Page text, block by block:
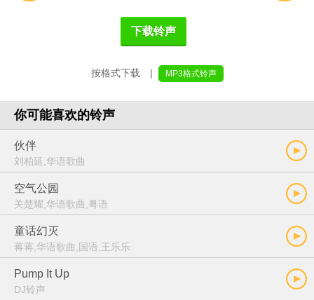
下载铃声
按格式下载 | MP3格式铃声
你可能喜欢的铃声
伙伴
刘柏延,华语歌曲
空气公园
关楚耀,华语歌曲,粤语
童话幻灭
蒋蒋,华语歌曲,国语,王乐乐
Pump It Up
DJ铃声